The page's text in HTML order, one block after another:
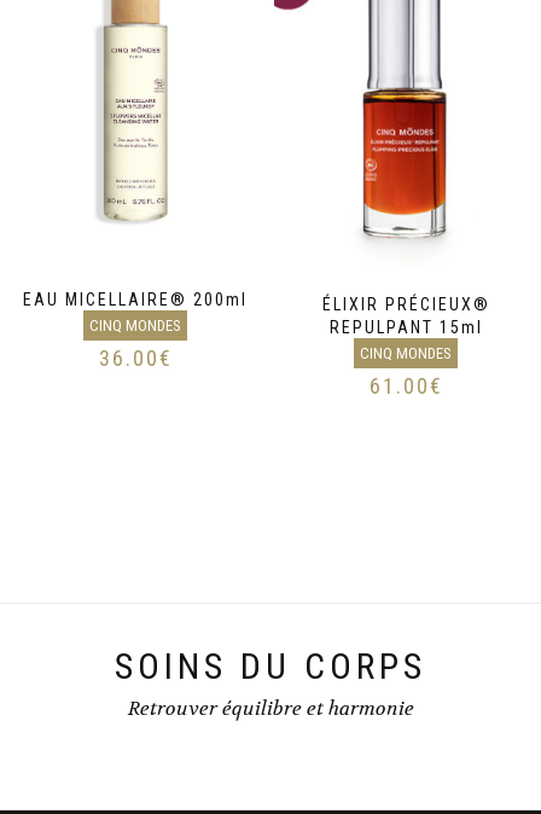
EAU MICELLAIRE® 200ml
CINQ MONDES
36.00€
ÉLIXIR PRÉCIEUX®
REPULPANT 15ml
CINQ MONDES
61.00€
SOINS DU CORPS
Retrouver équilibre et harmonie